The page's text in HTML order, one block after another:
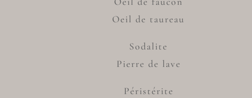
Oeil de taureau
Sodalite
Pierre de lave
Péristérite